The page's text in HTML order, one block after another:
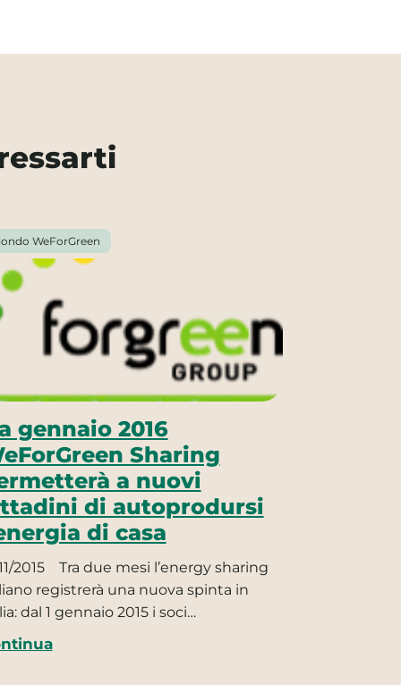
WeForGreen
gennaio 2016
Sharing
a nuovi
di autoprodursi
di casa
2015
Tra due mesi l’energy sharing
registrerà una nuova spinta in
dal 1 gennaio 2015 i soci…